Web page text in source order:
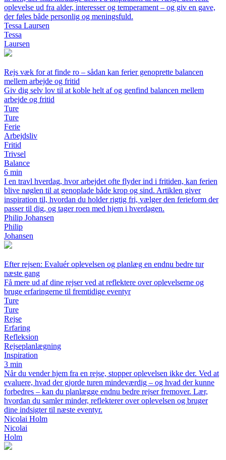
oplevelse ud fra alder, interesser og temperament – og giv en gave,
der føles både personlig og meningsfuld.
Tessa Laursen
Tessa
Laursen
Rejs væk for at finde ro – sådan kan ferier genoprette balancen
mellem arbejde og fritid
Giv dig selv lov til at koble helt af og genfind balancen mellem
arbejde og fritid
Ture
Ture
Ferie
Arbejdsliv
Fritid
Trivsel
Balance
6 min
I en travl hverdag, hvor arbejdet ofte flyder ind i fritiden, kan ferien
blive nøglen til at genoplade både krop og sind. Artiklen giver
inspiration til, hvordan du holder rigtig fri, vælger den ferieform der
passer til dig, og tager roen med hjem i hverdagen.
Philip Johansen
Philip
Johansen
Efter rejsen: Evaluér oplevelsen og planlæg en endnu bedre tur
næste gang
Få mere ud af dine rejser ved at reflektere over oplevelserne og
bruge erfaringerne til fremtidige eventyr
Ture
Ture
Rejse
Erfaring
Refleksion
Rejseplanlægning
Inspiration
3 min
Når du vender hjem fra en rejse, stopper oplevelsen ikke der. Ved at
evaluere, hvad der gjorde turen mindeværdig – og hvad der kunne
forbedres – kan du planlægge endnu bedre rejser fremover. Lær,
hvordan du samler minder, reflekterer over oplevelsen og bruger
dine indsigter til næste eventyr.
Nicolai Holm
Nicolai
Holm